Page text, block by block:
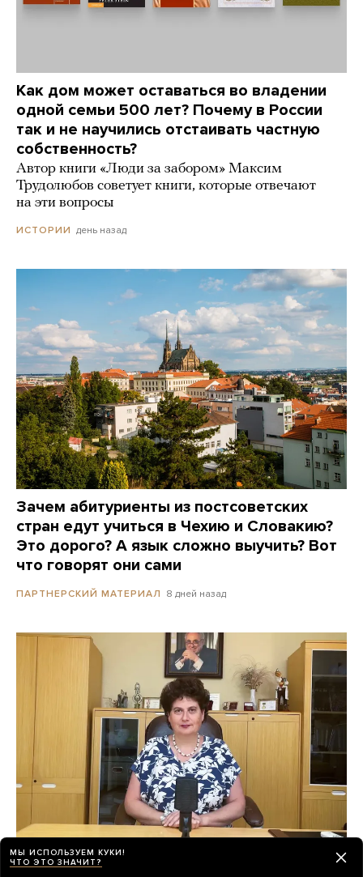
Как дом может оставаться во владении
одной семьи 500 лет? Почему в России
так и не научились отстаивать частную
собственность?
Автор книги «Люди за забором» Максим
Трудолюбов советует книги, которые отвечают
на эти вопросы
ИСТОРИИ день назад
Зачем абитуриенты из постсоветских
стран едут учиться в Чехию и Словакию?
Это дорого? А язык сложно выучить? Вот
что говорят они сами
ПАРТНЕРСКИЙ МАТЕРИАЛ 8 дней назад
«Психиатрия возвращается в темные
МЫ ИСПОЛЬЗУЕМ КУКИ!
ЧТО ЭТО ЗНАЧИТ?